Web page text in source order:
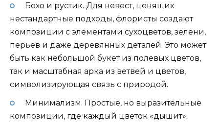
Бохо и рустик. Для невест, ценящих
нестандартные подходы, флористы создают
композиции с элементами сухоцветов, зелени,
перьев и даже деревянных деталей. Это может
быть как небольшой букет из полевых цветов,
так и масштабная арка из ветвей и цветов,
символизирующая связь с природой.
Минимализм. Простые, но выразительные
композиции, где каждый цветок «дышит».